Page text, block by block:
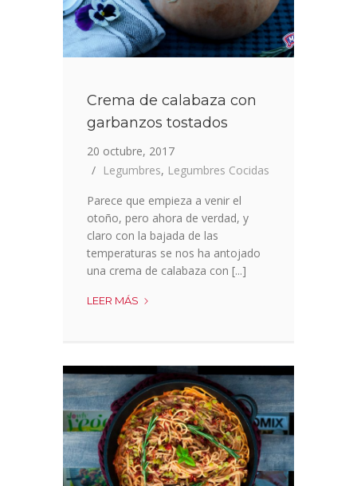
Crema de calabaza con
garbanzos tostados
20 octubre, 2017
Legumbres, Legumbres Cocidas
Parece que empieza a venir el
otoño, pero ahora de verdad, y
claro con la bajada de las
temperaturas se nos ha antojado
una crema de calabaza con [...]
LEER MÁS
GARBANZOS
TOSTADOS